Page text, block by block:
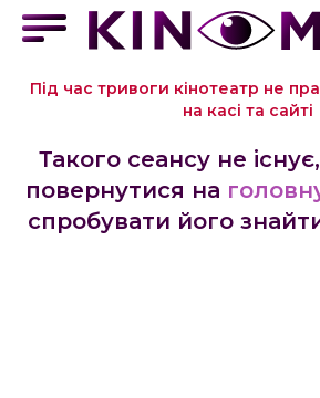
Під час тривоги кінотеатр не
на касі та сайті
Такого сеансу не
повернутися на
спробувати його